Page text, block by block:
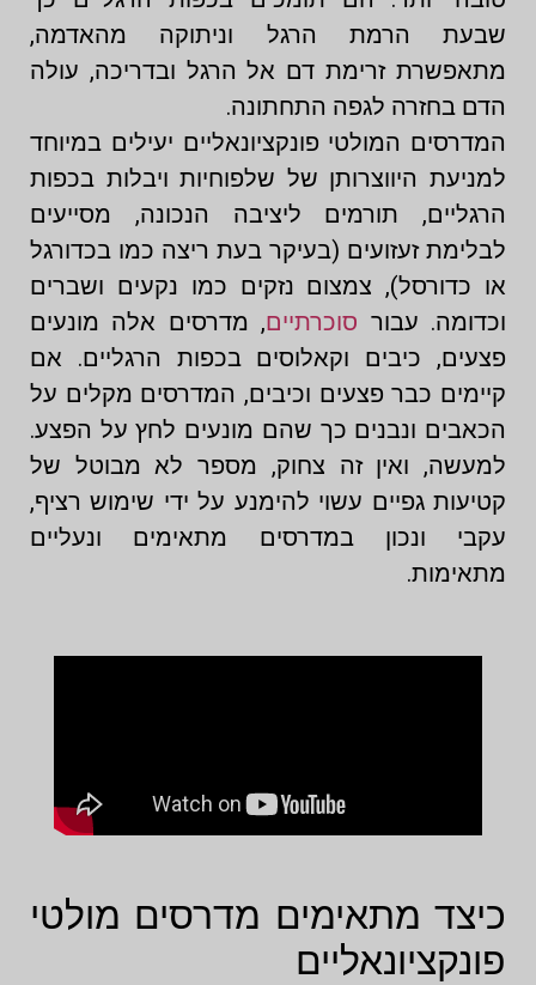
שבעת הרמת הרגל וניתוקה מהאדמה,
מתאפשרת זרימת דם אל הרגל ובדריכה, עולה
הדם בחזרה לגפה התחתונה.
המדרסים המולטי פונקציונאליים יעילים במיוחד
למניעת היווצרותן של שלפוחיות ויבלות בכפות
הרגליים, תורמים ליציבה הנכונה, מסייעים
לבלימת זעזועים (בעיקר בעת ריצה כמו בכדורגל
או כדורסל), צמצום נזקים כמו נקעים ושברים
וכדומה. עבור סוכרתיים, מדרסים אלה מונעים
פצעים, כיבים וקאלוסים בכפות הרגליים. אם
קיימים כבר פצעים וכיבים, המדרסים מקלים על
הכאבים ונבנים כך שהם מונעים לחץ על הפצע.
למעשה, ואין זה צחוק, מספר לא מבוטל של
קטיעות גפיים עשוי להימנע על ידי שימוש רציף,
עקבי ונכון במדרסים מתאימים ונעליים
מתאימות.
כיצד מתאימים מדרסים מולטי
פונקציונאליים